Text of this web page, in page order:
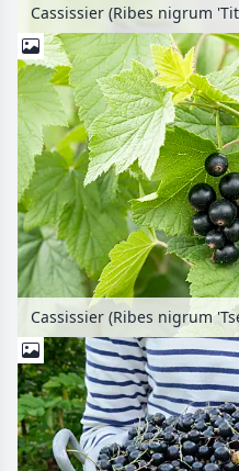
Cassissier (Ribes nigrum
Cassissier (Ribes nigrum